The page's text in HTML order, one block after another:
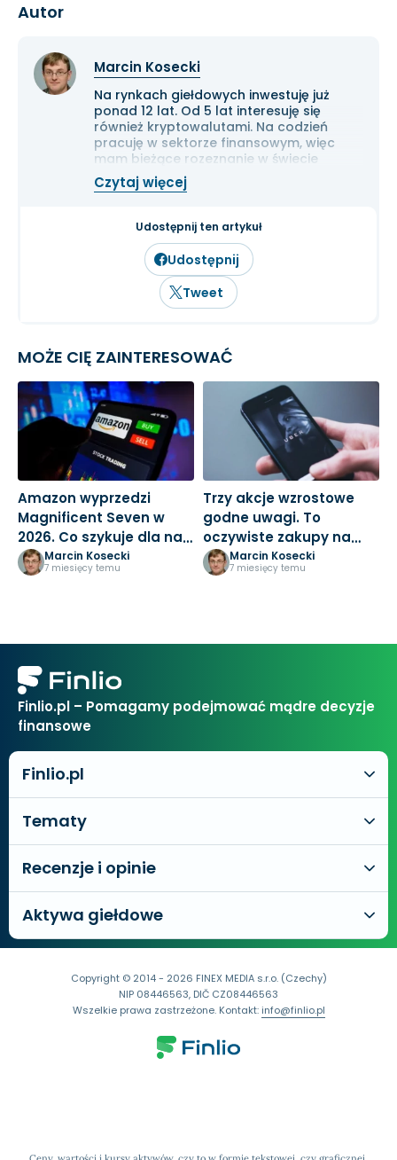
Autor
Marcin Kosecki
Na rynkach giełdowych inwestuję już
ponad 12 lat. Od 5 lat interesuję się
również kryptowalutami. Na codzień
pracuję w sektorze finansowym, więc
mam bieżące rozeznanie w świecie
gospodarki i ekonomii. Cenię przede
wszystkim solidną analizę
inwestowanie długoterminowe.
Czytaj więcej
Udostępnij ten artykuł
Udostępnij
Tweet
MOŻE CIĘ ZAINTERESOWAĆ
Amazon wyprzedzi
Magnificent Seven w
2026. Co szykuje dla nas
Jeff Bezos?
Marcin Kosecki
7 miesięcy temu
Trzy akcje wzrostowe
godne uwagi. To
oczywiste zakupy na
nowy rok
Marcin Kosecki
7 miesięcy temu
Finlio.pl – Pomagamy podejmować mądre decyzje
finansowe
Finlio.pl
Tematy
Recenzje i opinie
Aktywa giełdowe
Copyright © 2014 - 2026 FINEX MEDIA s.r.o. (Czechy)
NIP 08446563, DIČ CZ08446563
Wszelkie prawa zastrzeżone. Kontakt:info@finlio.pl